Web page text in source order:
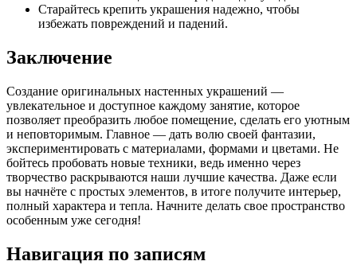
Старайтесь крепить украшения надежно, чтобы
избежать повреждений и падений.
Заключение
Создание оригинальных настенных украшений —
увлекательное и доступное каждому занятие, которое
позволяет преобразить любое помещение, сделать его уютным
и неповторимым. Главное — дать волю своей фантазии,
экспериментировать с материалами, формами и цветами. Не
бойтесь пробовать новые техники, ведь именно через
творчество раскрываются наши лучшие качества. Даже если
вы начнёте с простых элементов, в итоге получите интерьер,
полный характера и тепла. Начните делать свое пространство
особенным уже сегодня!
Навигация по записям